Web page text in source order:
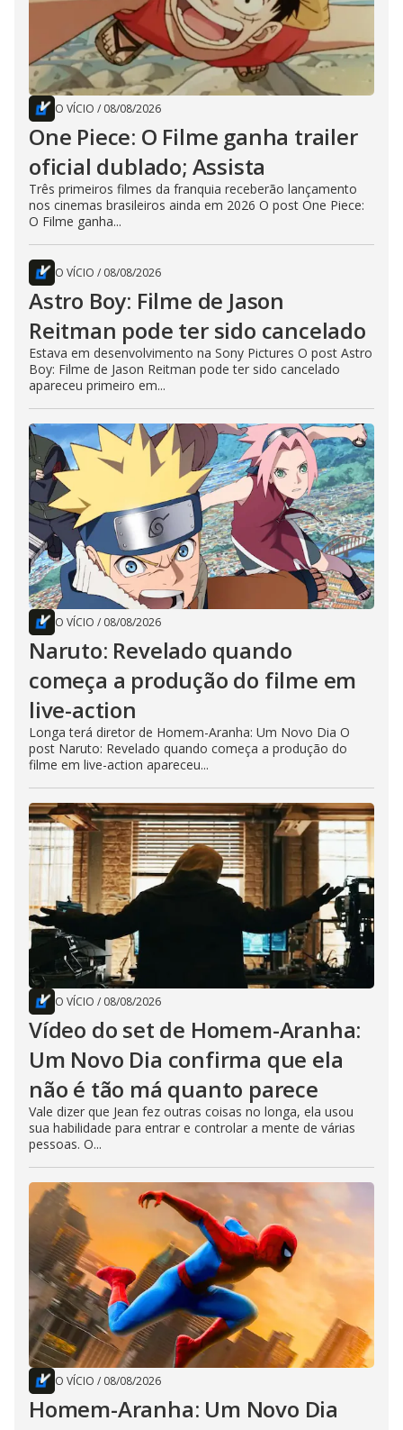
O VÍCIO / 08/08/2026
One Piece: O Filme ganha trailer
oficial dublado; Assista
Três primeiros filmes da franquia receberão lançamento
nos cinemas brasileiros ainda em 2026 O post One Piece:
O Filme ganha...
O VÍCIO / 08/08/2026
Astro Boy: Filme de Jason
Reitman pode ter sido cancelado
Estava em desenvolvimento na Sony Pictures O post Astro
Boy: Filme de Jason Reitman pode ter sido cancelado
apareceu primeiro em...
O VÍCIO / 08/08/2026
Naruto: Revelado quando
começa a produção do filme em
live-action
Longa terá diretor de Homem-Aranha: Um Novo Dia O
post Naruto: Revelado quando começa a produção do
filme em live-action apareceu...
O VÍCIO / 08/08/2026
Vídeo do set de Homem-Aranha:
Um Novo Dia confirma que ela
não é tão má quanto parece
Vale dizer que Jean fez outras coisas no longa, ela usou
sua habilidade para entrar e controlar a mente de várias
pessoas. O...
O VÍCIO / 08/08/2026
Homem-Aranha: Um Novo Dia